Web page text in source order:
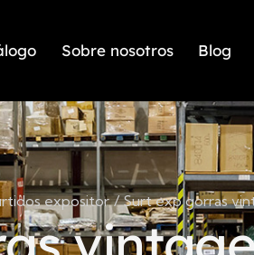
Sobre nosotros Blog
expositor Surt exp gorras